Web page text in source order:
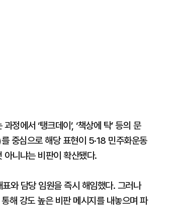
에서 ‘탱크데이’, ‘책상에 탁’ 등의 문
중심으로 해당 표현이 5·18 민주화운동
니냐는 비판이 확산됐다.
와 담당 임원을 즉시 해임했다. 그러나
해 강도 높은 비판 메시지를 내놓으며 파